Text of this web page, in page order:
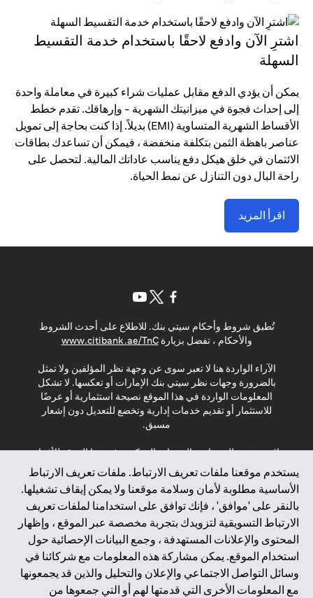
اشترِ الآن وادفع لاحقًا باستخدام خدمة التقسيط
السهلة
يمكن أن يؤدي الدفع مقابل عمليات شراء كبيرة في معاملة واحدة
إلى إحداث فجوة في ميزانيتك الشهرية - وإرهاقك. تقدم خطط
الأقساط الشهرية المتساوية (EMI) بديلاً. إذا كنت بحاجة إلى تمويل
عناصر باهظة الثمن بتكلفة منخفضة ، فيمكن أن تساعدك بطاقات
الائتمان في خلق هيكل دفع يناسب عاداتك المالية. لتحصل على
راحة البال دون التنازل عن نمط الحياة.
اقرأ المزيد
يستخدم موقعنا ملفات تعريف الارتباط. ملفات تعريف الارتباط
الأساسية مطلوبة لأمان وسلامة موقعنا ولا يمكن إيقاف تشغيلها.
بالنقر على 'موافق' ، فإنك توافق على استخدامنا لملفات تعريف
الارتباط التسويقية لتزويدك بتجربة مخصصة عبر الموقع ، وإظهار
المحتوى والإعلانات المستهدفة ، وجمع البيانات الإحصائية حول
استخدام الموقع. يمكن مشاركة هذه المعلومات مع شركائنا في
وسائل التواصل الاجتماعي والإعلان والتحليل والذين قد يجمعونها
مع المعلومات الأخرى التي قدمتها لهم أو التي جمعوها من
تُطبق شروط وأحكام سيتي بنك. للاطلاع على أحدث الشروط
والأحكام ، تفضل بزيارةwww.citibank.ae/TnC
(opens in a new tab)
الآراء الواردة هنا لا تعبر سوى عن وجهة نظر المؤلفين ولا تمثل
بالضرورة وجهات نظر سيتي بنك الإمارات أو تعكسها. لا تشكل
المعلومات الواردة في هذا الموقع نصيحة استثمارية أو عرضًا
للاستثمار أو تقديم خدمات إدارية وتخضع للتعديل دون إشعار
مسبق.
لا يتم تقديم المنتجات والخدمات المذكورة في هذا الموقع للأفراد
المقيمين في الاتحاد الأوروبي أو المنطقة الاقتصادية الأوروبية أو
سويسرا أو غيرنسي أو جيرسي أو موناكو أو سان مارينو أو
الفاتيكان أو جزيرة مان أو المملكة المتحدة أو خصوصية البيانات
(لائحة حماية البيانات العامة \ قانون حماية البيانات الشخصية
العامة \ قانون خصوصية نيوزيلندا). المحتوى الموجود في هذه
الصفحة ليس ولا ينبغي تفسيره على أنه عرض أو دعوة أو دعوة
لشراء أو بيع أي من المنتجات والخدمات المذكورة هنا لمثل هؤلاء
الأفراد.
*GDPR – اللائحة العامة لحماية البيانات؛ * LGPD – Lei Geral de